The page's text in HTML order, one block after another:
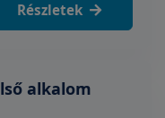
Részletek
alkalom